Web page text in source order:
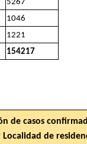
5267
1046
1221
154217
de casos
de